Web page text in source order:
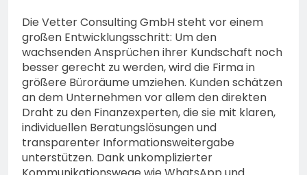
Die Vetter Consulting GmbH steht vor einem
großen Entwicklungsschritt: Um den
wachsenden Ansprüchen ihrer Kundschaft noch
besser gerecht zu werden, wird die Firma in
größere Büroräume umziehen. Kunden schätzen
an dem Unternehmen vor allem den direkten
Draht zu den Finanzexperten, die sie mit klaren,
individuellen Beratungslösungen und
transparenter Informationsweitergabe
unterstützen. Dank unkomplizierter